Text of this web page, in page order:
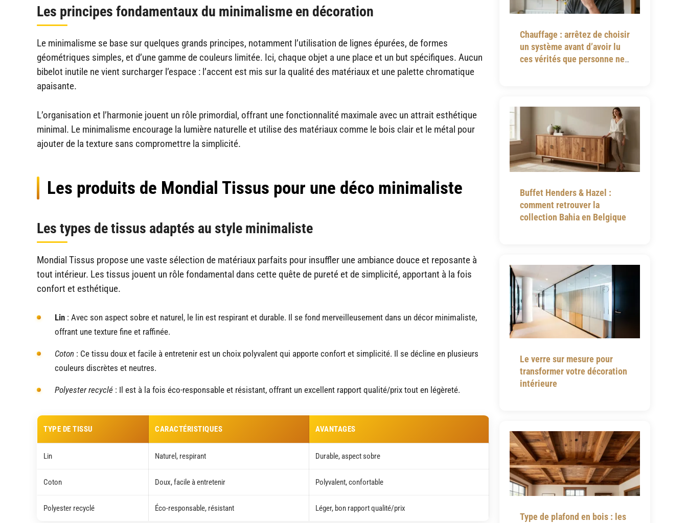
Les principes fondamentaux du minimalisme en décoration
Le minimalisme se base sur quelques grands principes, notamment l’utilisation de lignes épurées, de formes
géométriques simples, et d’une gamme de couleurs limitée. Ici, chaque objet a une place et un but spécifiques. Aucun
bibelot inutile ne vient surcharger l’espace : l’accent est mis sur la qualité des matériaux et une palette chromatique
apaisante.
L’organisation et l’harmonie jouent un rôle primordial, offrant une fonctionnalité maximale avec un attrait esthétique
minimal. Le minimalisme encourage la lumière naturelle et utilise des matériaux comme le bois clair et le métal pour
ajouter de la texture sans compromettre la simplicité.
Les produits de Mondial Tissus pour une déco minimaliste
Les types de tissus adaptés au style minimaliste
Mondial Tissus propose une vaste sélection de matériaux parfaits pour insuffler une ambiance douce et reposante à
tout intérieur. Les tissus jouent un rôle fondamental dans cette quête de pureté et de simplicité, apportant à la fois
confort et esthétique.
Lin : Avec son aspect sobre et naturel, le lin est respirant et durable. Il se fond merveilleusement dans un décor minimaliste,
offrant une texture fine et raffinée.
Coton : Ce tissu doux et facile à entretenir est un choix polyvalent qui apporte confort et simplicité. Il se décline en plusieurs
couleurs discrètes et neutres.
Polyester recyclé : Il est à la fois éco-responsable et résistant, offrant un excellent rapport qualité/prix tout en légèreté.
TYPE DE TISSU CARACTÉRISTIQUES AVANTAGES
Lin Naturel, respirant Durable, aspect sobre
Coton Doux, facile à entretenir Polyvalent, confortable
Polyester recyclé Éco-responsable, résistant Léger, bon rapport qualité/prix
Chauffage : arrêtez de choisir
un système avant d’avoir lu
ces vérités que personne ne
Buffet Henders & Hazel :
comment retrouver la
collection Bahia en Belgique
Le verre sur mesure pour
transformer votre décoration
intérieure
Type de plafond en bois : les